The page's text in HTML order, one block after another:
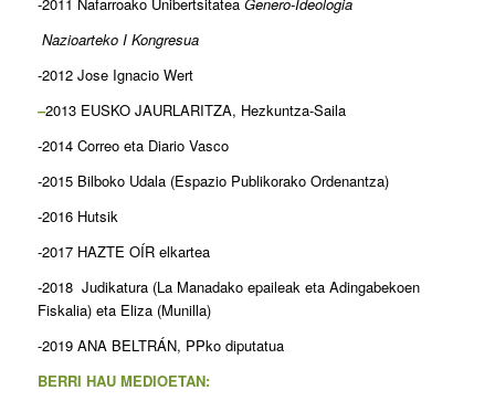
Nazioarteko I Kongresua
-2012 Jose Ignacio Wert
–2013 EUSKO JAURLARITZA, Hezkuntza-Saila
-2014 Correo eta Diario Vasco
-2015 Bilboko Udala (Espazio Publikorako Ordenantza)
-2016 Hutsik
-2017 HAZTE OÍR elkartea
-2018 Judikatura (La Manadako epaileak eta Adingabekoen
Fiskalia) eta Eliza (Munilla)
-2019 ANA BELTRÁN, PPko diputatua
BERRI HAU MEDIOETAN: